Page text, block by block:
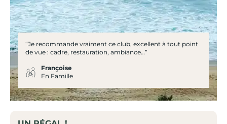
“Je recommande vraiment ce club, excellent à tout point
de vue : cadre, restauration, ambiance…”
Françoise
En Famille